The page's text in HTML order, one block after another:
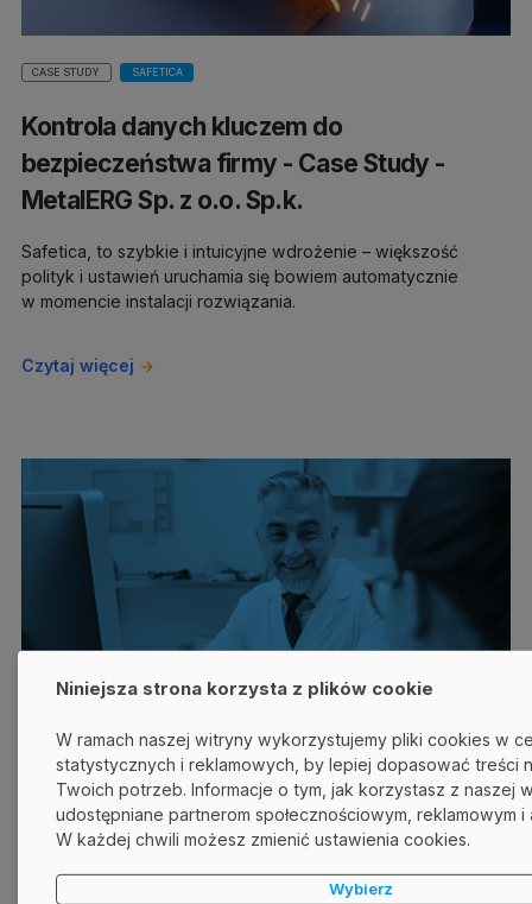
Kontrola danych kluczem do
bezpieczeństwa firmy - Case Study -
MetalERG Sp. z o.o. Sp.k.
Safetica, to szybkie i intuicyjne wdrożenie – większość
polityk i ustawień uruchamia się bowiem automatycznie
w momencie instalacji rozwiązania.
CASE STUDY SAFETICA
Czytaj więcej
Niniejsza strona korzysta z plików cookie
W ramach naszej witryny wykorzystujemy pliki cookies w
statystycznych i reklamowych, by lepiej dopasować treści
Twoich potrzeb. Informacje o tym, jak korzystasz z naszej
udostępniane partnerom społecznościowym, reklamowym i
W każdej chwili możesz zmienić ustawienia cookies.
Wybierz